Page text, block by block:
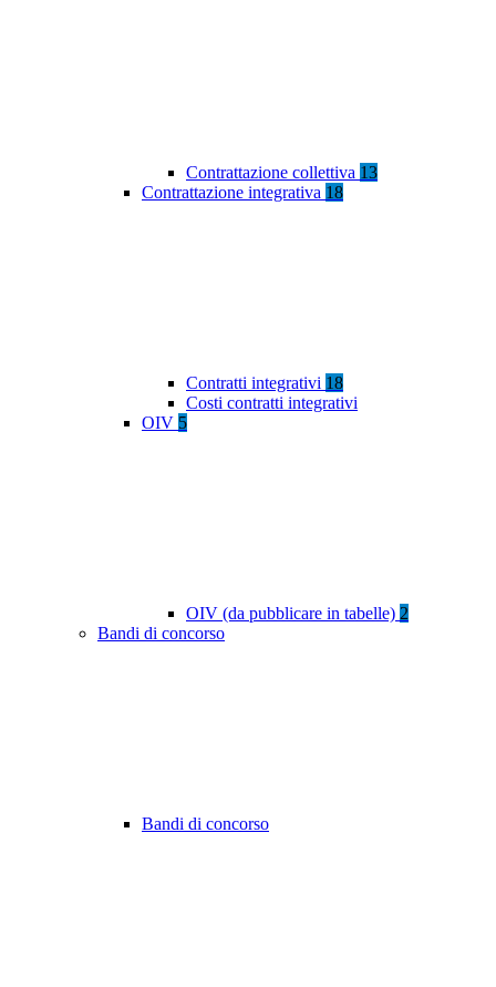
Contrattazione collettiva 13
Contrattazione integrativa 18
Contratti integrativi 18
Costi contratti integrativi
OIV 5
OIV (da pubblicare in tabelle) 2
Bandi di concorso
Bandi di concorso